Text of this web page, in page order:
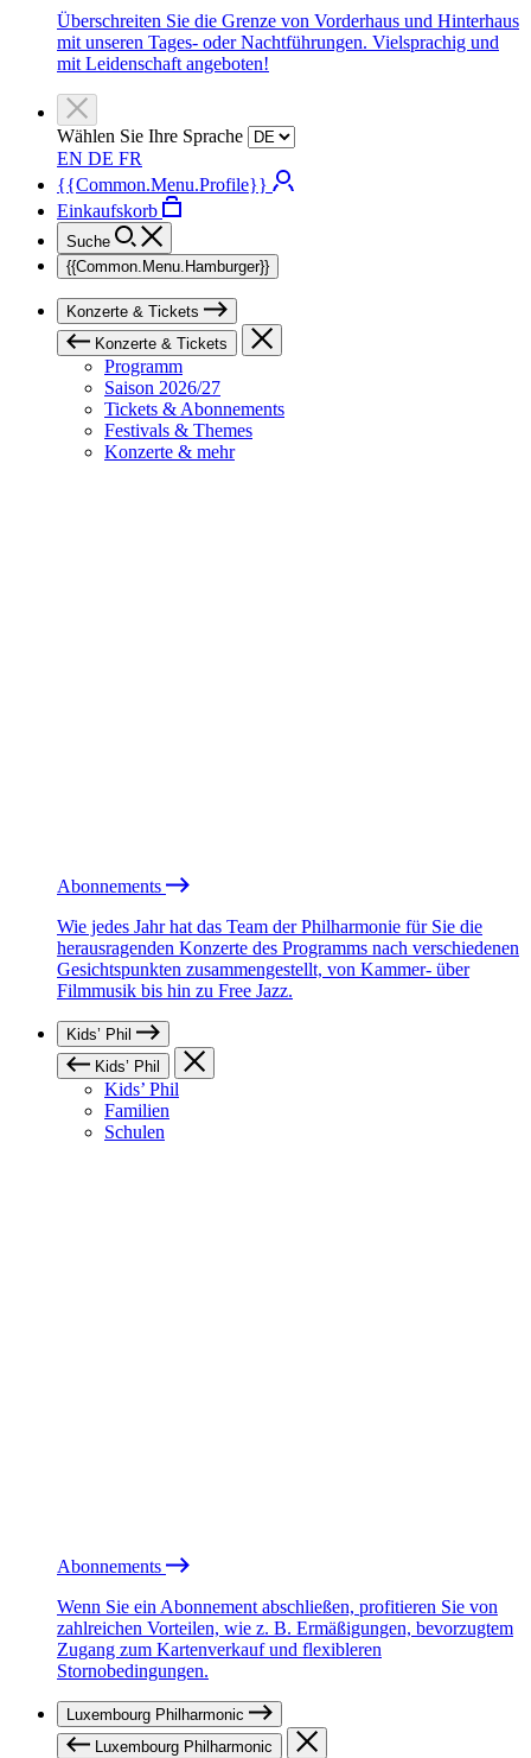
Überschreiten Sie die Grenze von Vorderhaus und Hinterhaus
mit unseren Tages- oder Nachtführungen. Vielsprachig und
mit Leidenschaft angeboten!
Wählen Sie Ihre Sprache
EN DE FR
{{Common.Menu.Profile}}
Einkaufskorb
Suche
{{Common.Menu.Hamburger}}
Konzerte & Tickets
Konzerte & Tickets
Programm
Saison 2026/27
Tickets & Abonnements
Festivals & Themes
Konzerte & mehr
Abonnements
Wie jedes Jahr hat das Team der Philharmonie für Sie die
herausragenden Konzerte des Programms nach verschiedenen
Gesichtspunkten zusammengestellt, von Kammer- über
Filmmusik bis hin zu Free Jazz.
Kids’ Phil
Kids’ Phil
Kids’ Phil
Familien
Schulen
Abonnements
Wenn Sie ein Abonnement abschließen, profitieren Sie von
zahlreichen Vorteilen, wie z. B. Ermäßigungen, bevorzugtem
Zugang zum Kartenverkauf und flexibleren
Stornobedingungen.
Luxembourg Philharmonic
Luxembourg Philharmonic